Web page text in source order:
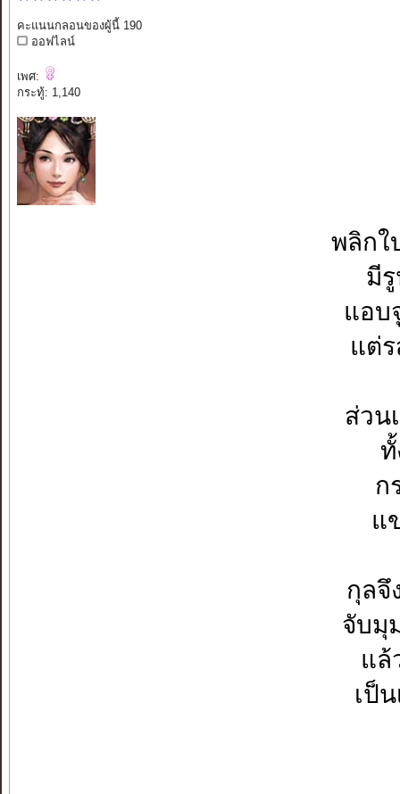
คะแนนกลอนของผู้นี้ 190
ออฟไลน์
เพศ:
กระทู้: 1,140
พลิกใ
มี
แอบ
แต่
ส่วน
ก
แ
กุลจึ
จับมุ
แล้
เป็